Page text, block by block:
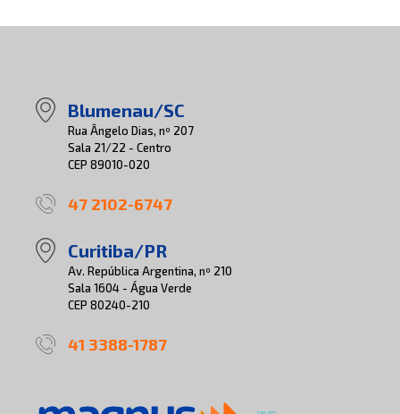
Blumenau/SC
Rua Ângelo Dias, nº 207
Sala 21/22 - Centro
CEP 89010-020
47 2102-6747
Curitiba/PR
Av. República Argentina, nº 210
Sala 1604 - Água Verde
CEP 80240-210
41 3388-1787